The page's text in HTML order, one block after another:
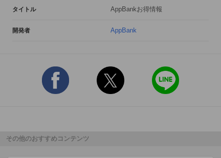
アンケートに答えてツイッターに投稿するだけ！当選発表もツ
お得に購入できるスターターキットなどをご紹介します。
興味のあるものにご自由にご応募いただけます。
毎日AppBankで公開されている最新のセール記事を読むことが
タイトル AppBankお得情報
開発者 AppBank
その他のおすすめコンテンツ